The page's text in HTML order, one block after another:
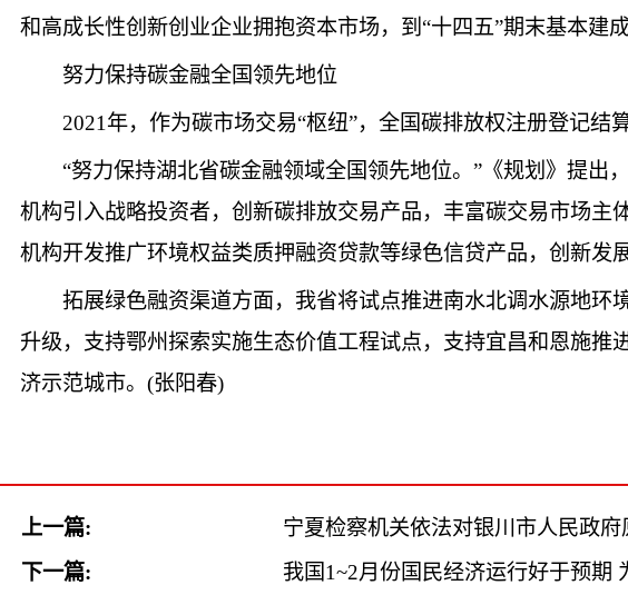
和高成长性创新创业企业拥抱资本市场，到“十四五”期末基本建
努力保持碳金融全国领先地位
2021年，作为碳市场交易“枢纽”，全国碳排放权注册登记结
“努力保持湖北省碳金融领域全国领先地位。”《规划》提
机构引入战略投资者，创新碳排放交易产品，丰富碳交易市场
机构开发推广环境权益类质押融资贷款等绿色信贷产品，创新发
拓展绿色融资渠道方面，我省将试点推进南水北调水源地
升级，支持鄂州探索实施生态价值工程试点，支持宜昌和恩施
济示范城市。(张阳春)
上一篇:
宁夏检察机关依法对银川市人民政
下一篇:
我国1~2月份国民经济运行好于预期